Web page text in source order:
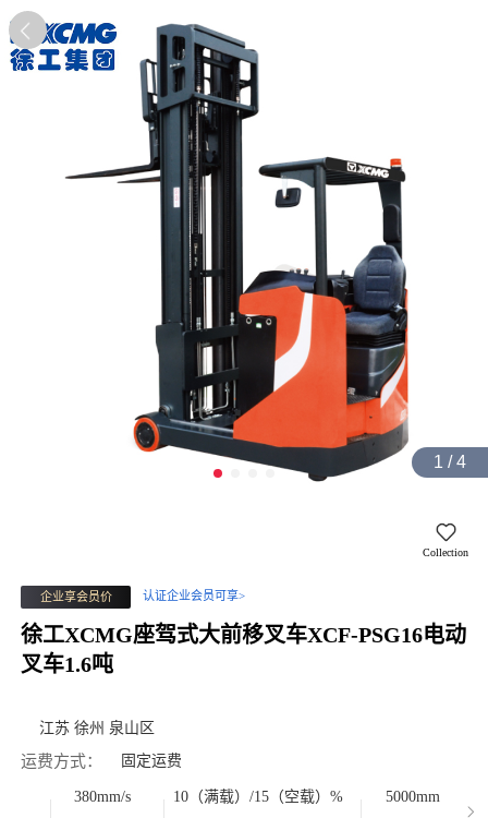
1 / 4
Collection
企业享会员价 认证企业会员可享>
徐工XCMG座驾式大前移叉车XCF-PSG16电动
叉车1.6吨
江苏 徐州 泉山区
运费方式： 固定运费
380mm/s
10（满载）/15（空载）%
5000mm